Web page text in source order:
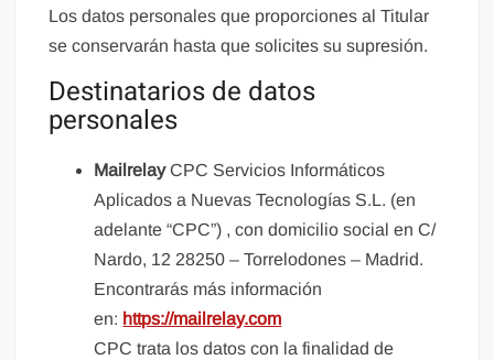
Los datos personales que proporciones al Titular
se conservarán hasta que solicites su supresión.
Destinatarios de datos
personales
MailrelayCPC Servicios Informáticos
Aplicados a Nuevas Tecnologías S.L. (en
adelante “CPC”) , con domicilio social en C/
Nardo, 12 28250 – Torrelodones – Madrid.
Encontrarás más información
en: https://mailrelay.com
CPC trata los datos con la finalidad de